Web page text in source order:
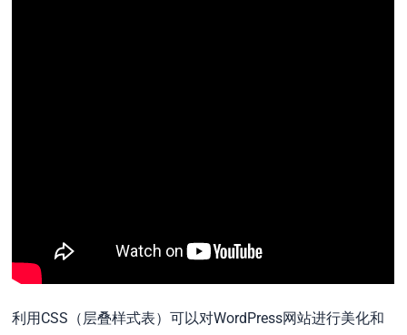
利用CSS（层叠样式表）可以对WordPress网站进行美化和